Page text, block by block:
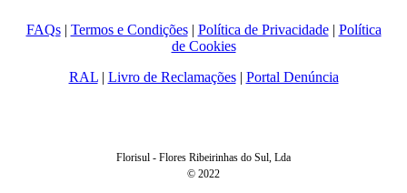
FAQs| Termos e Condições| Política de Privacidade| Política
de Cookies
RAL| Livro de Reclamações| Portal Denúncia
Florisul - Flores Ribeirinhas do Sul, Lda
© 2022